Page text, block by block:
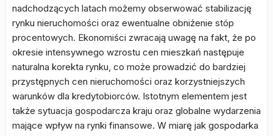
nadchodzących latach możemy obserwować stabilizację
rynku nieruchomości oraz ewentualne obniżenie stóp
procentowych. Ekonomiści zwracają uwagę na fakt, że po
okresie intensywnego wzrostu cen mieszkań następuje
naturalna korekta rynku, co może prowadzić do bardziej
przystępnych cen nieruchomości oraz korzystniejszych
warunków dla kredytobiorców. Istotnym elementem jest
także sytuacja gospodarcza kraju oraz globalne wydarzenia
mające wpływ na rynki finansowe. W miarę jak gospodarka